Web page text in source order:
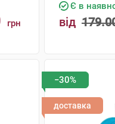
грн
Є в
від
−30%
доставка